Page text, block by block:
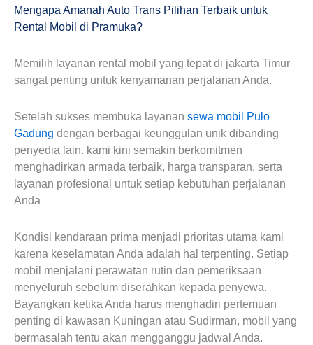
Mengapa Amanah Auto Trans Pilihan Terbaik untuk
Rental Mobil di Pramuka?
Memilih layanan rental mobil yang tepat di jakarta Timur
sangat penting untuk kenyamanan perjalanan Anda.
Setelah sukses membuka layanan sewa mobil Pulo
Gadung dengan berbagai keunggulan unik dibanding
penyedia lain. kami kini semakin berkomitmen
menghadirkan armada terbaik, harga transparan, serta
layanan profesional untuk setiap kebutuhan perjalanan
Anda
Kondisi kendaraan prima menjadi prioritas utama kami
karena keselamatan Anda adalah hal terpenting. Setiap
mobil menjalani perawatan rutin dan pemeriksaan
menyeluruh sebelum diserahkan kepada penyewa.
Bayangkan ketika Anda harus menghadiri pertemuan
penting di kawasan Kuningan atau Sudirman, mobil yang
bermasalah tentu akan mengganggu jadwal Anda.